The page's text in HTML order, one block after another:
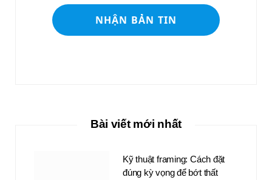
Bài viết mới nhất
Kỹ thuật framing: Cách đặt
đúng kỳ vọng để bớt thất